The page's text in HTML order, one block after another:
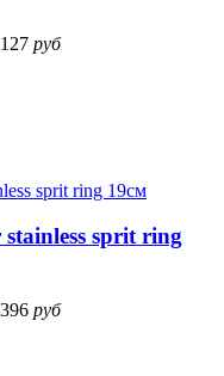
руб
sprit ring
руб